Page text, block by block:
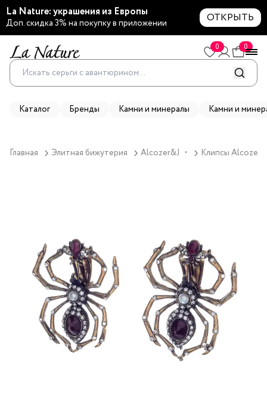
La Nature: украшения из Европы
Доп. скидка 3% на покупку в приложении ОТКРЫТЬ
0 0
Каталог Бренды Камни и минералы Камни и
Главная Элитная бижутерия Alcozer&J ▼ Клипсы